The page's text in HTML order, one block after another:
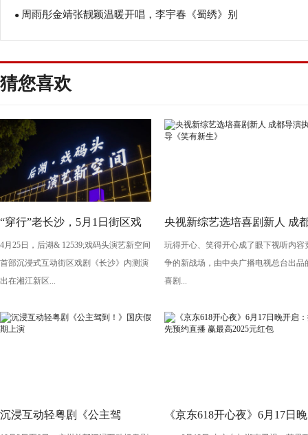
● 周雨彤金靖张靓颖温暖开唱，李宇春《蜀绣》别
具韵味，蔡徐坤背头摇滚范儿
猜您喜欢
“穿行”老长沙，5月1日街区戏
剧《长沙》将亮相“后湖・戏码
头”
4月25日，后湖& 12539;戏码头演艺新空间
首部沉浸式互动街区戏剧《长沙》内测演
出在湘江新区...
央视新综艺选培喜剧新人 成
导演执导《笑有新生》
玩得开心、笑得开心成了眼下视听内容
争的新战场，由中央广播电视总台出品
喜剧...
沉浸互动轻粤剧《公主驾 《京东618开心夜》6月17日晚